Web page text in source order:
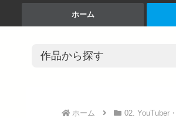
ホーム
ホーム 02. YouTuber